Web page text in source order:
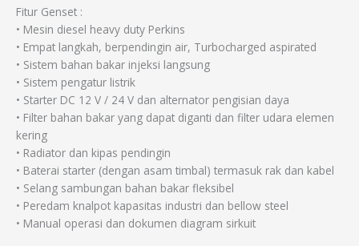
Fitur Genset :
• Mesin diesel heavy duty Perkins
• Empat langkah, berpendingin air, Turbocharged aspirated
• Sistem bahan bakar injeksi langsung
• Sistem pengatur listrik
• Starter DC 12 V / 24 V dan alternator pengisian daya
• Filter bahan bakar yang dapat diganti dan filter udara elemen
kering
• Radiator dan kipas pendingin
• Baterai starter (dengan asam timbal) termasuk rak dan kabel
• Selang sambungan bahan bakar fleksibel
• Peredam knalpot kapasitas industri dan bellow steel
• Manual operasi dan dokumen diagram sirkuit